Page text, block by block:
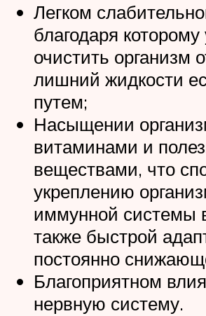
Легком
благодаря которому
очистить организм
лишний жидкости
путем;
Насыщении
витаминами и
веществами, что
укреплению
иммунной системы
также быстрой
постоянно
Благоприятном
нервную систему.